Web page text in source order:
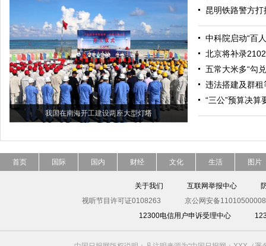
我国在南海开工建设两座大型灯塔
昆明铁路警方
中科院启动“百
北京将补录
五常大米多“勾
违法搭建及群
“三公”预算决算
首页 国际 国内 财经 文化 生活 图片
关于我们 互联网举报中心
视听节目许可证0108263
京公网安备
12300电信用户申诉受理中心